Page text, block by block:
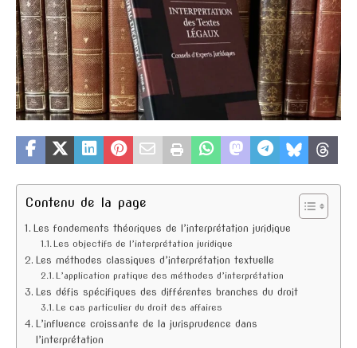
Contenu de la page
Les fondements théoriques de l’interprétation juridique
Les objectifs de l’interprétation juridique
Les méthodes classiques d’interprétation textuelle
L’application pratique des méthodes d’interprétation
Les défis spécifiques des différentes branches du droit
Le cas particulier du droit des affaires
L’influence croissante de la jurisprudence dans
l’interprétation